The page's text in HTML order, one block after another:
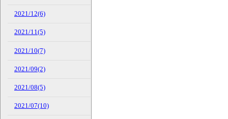
2021/12(6)
2021/11(5)
2021/10(7)
2021/09(2)
2021/08(5)
2021/07(10)